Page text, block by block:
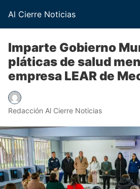
Al Cierre Noticias
Imparte Gobierno
pláticas de salud
empresa LEAR de
Redacción Al Cierre Noticias